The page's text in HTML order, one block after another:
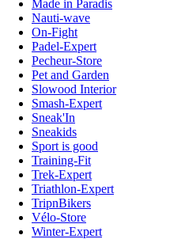
Made in Paradis
Nauti-wave
On-Fight
Padel-Expert
Pecheur-Store
Pet and Garden
Slowood Interior
Smash-Expert
Sneak'In
Sneakids
Sport is good
Training-Fit
Trek-Expert
Triathlon-Expert
TripnBikers
Vélo-Store
Winter-Expert